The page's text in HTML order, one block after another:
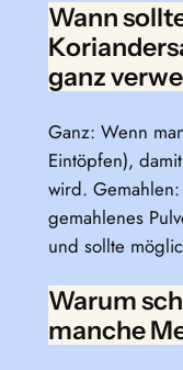
Wann
ganz
Ganz: Wenn
Eintöpfen),
wird.
gemahlenes
und sollte
Warum
manche